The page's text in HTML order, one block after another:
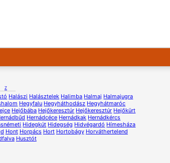
Z
Halászi Halásztelek Halimba Halmaj Halmajugra
Hegyfalu Hegyháthodász Hegyhátmaróc
Hejőbába Hejőkeresztúr Hejőkeresztúr Hejőkürt
Hernádcéce Hernádkak Hernádkércs
Hidegkút Hidegség Hidvégardó Hímesháza
Hont Horpács Hort Hortobágy Horváthertelend
Husztót